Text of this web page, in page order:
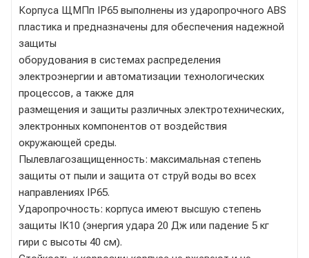
Корпуса ЩМПп IP65 выполнены из ударопрочного ABS
пластика и предназначены для обеспечения надежной
защиты
оборудования в системах распределения
электроэнергии и автоматизации технологических
процессов, а также для
размещения и защиты различных электротехнических,
электронных компонентов от воздействия
окружающей среды.
Пылевлагозащищенность: максимальная степень
защиты от пыли и защита от струй воды во всех
направлениях IP65.
Ударопрочность: корпуса имеют высшую степень
защиты IK10 (энергия удара 20 Дж или падение 5 кг
гири с высоты 40 см).